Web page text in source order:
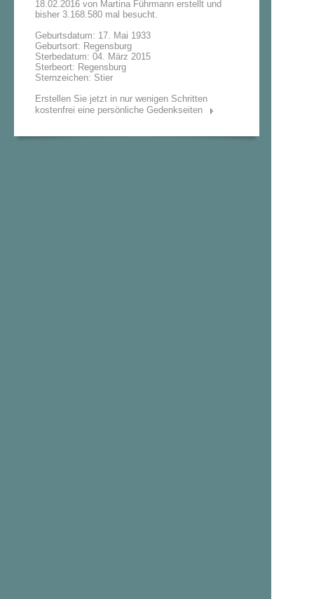
18.02.2016 von Martina Führmann erstellt und
bisher 3.168.580 mal besucht.
Geburtsdatum: 17. Mai 1933
Geburtsort: Regensburg
Sterbedatum: 04. März 2015
Sterbeort: Regensburg
Sternzeichen: Stier
Erstellen Sie jetzt in nur wenigen Schritten
kostenfrei eine persönliche Gedenkseiten